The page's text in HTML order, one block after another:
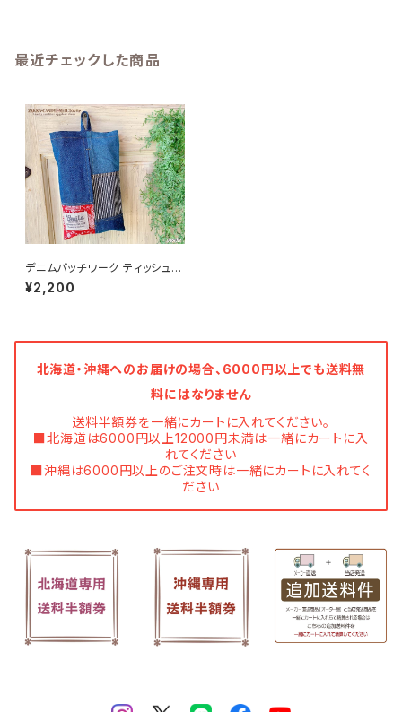
最近チェックした商品
デニムパッチワーク ティッシュケ
ースボックスカバー【ハンドメイ
ド】
¥2,200
北海道・沖縄へのお届けの場合、6000円以上でも送料無
料にはなりません
送料半額券を一緒にカートに入れてください。
■北海道は6000円以上12000円未満は一緒にカートに入
れてください
■沖縄は6000円以上のご注文時は一緒にカートに入れてく
ださい